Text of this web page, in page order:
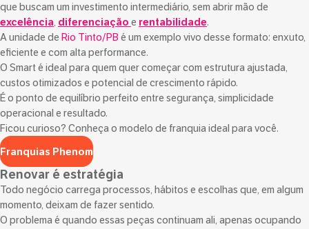
que buscam um investimento intermediário, sem abrir mão de
excelência, diferenciação e rentabilidade.
A unidade de Rio Tinto/PB é um exemplo vivo desse formato: enxuto,
eficiente e com alta performance.
O Smart é ideal para quem quer começar com estrutura ajustada,
custos otimizados e potencial de crescimento rápido.
É o ponto de equilíbrio perfeito entre segurança, simplicidade
operacional e resultado.
Ficou curioso? Conheça o modelo de franquia ideal para você.
Franquias Phenom
Renovar é estratégia
Todo negócio carrega processos, hábitos e escolhas que, em algum
momento, deixam de fazer sentido.
O problema é quando essas peças continuam ali, apenas ocupando